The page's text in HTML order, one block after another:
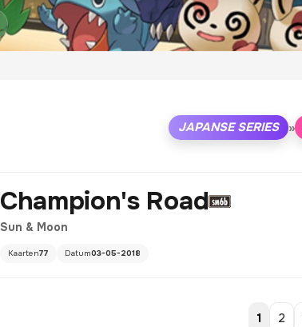
JAPANSE SERIES »
Champion's Road
Sun & Moon
Kaarten77 Datum03-05-2018
1 2